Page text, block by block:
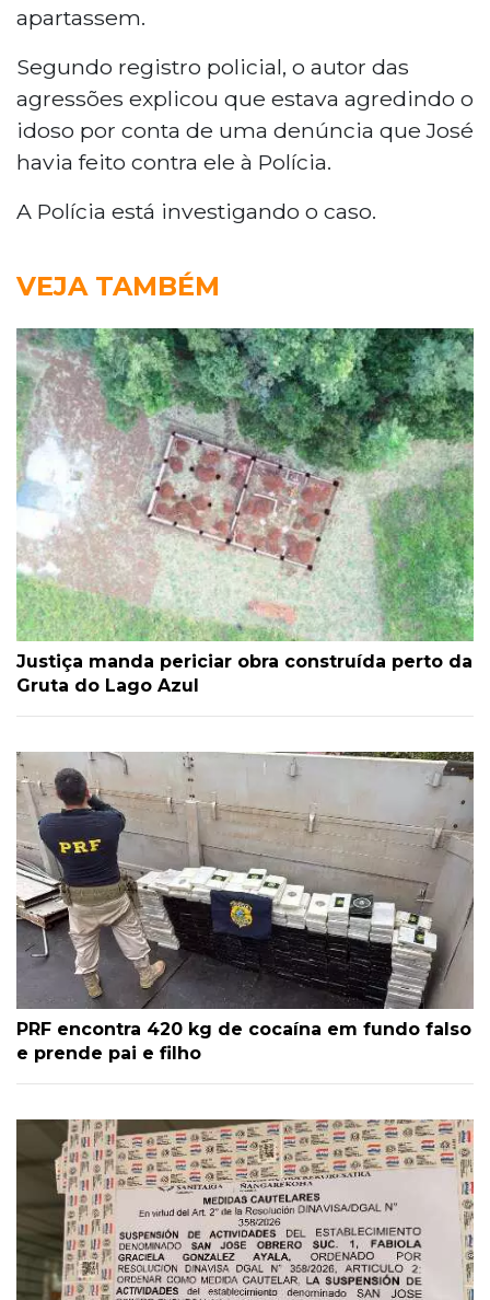
apartassem.
Segundo registro policial, o autor das
agressões explicou que estava agredindo o
idoso por conta de uma denúncia que José
havia feito contra ele à Polícia.
A Polícia está investigando o caso.
VEJA TAMBÉM
Justiça manda periciar obra construída perto da
Gruta do Lago Azul
PRF encontra 420 kg de cocaína em fundo falso
e prende pai e filho